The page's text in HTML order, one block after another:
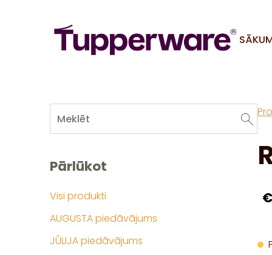
Pārlūkot
Visi produkti
AUGUSTA piedāvājums
JŪLIJA piedāvājums